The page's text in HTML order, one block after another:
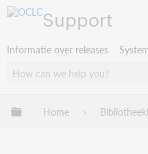
Support
Informatie over releases
Mondiale hiërarchie
Home